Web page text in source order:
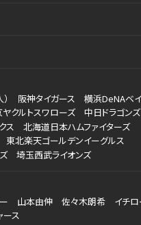
阪神タイガース
横浜DeNAベ
クルトスワローズ
中日ドラゴンズ
ス
北海道日本ハムファイターズ
東北楽天ゴールデンイーグルス
埼玉西武ライオンズ
山本由伸 佐々木朗希
イチ
ース